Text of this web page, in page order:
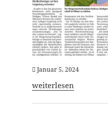
Januar 5, 2024
weiterlesen